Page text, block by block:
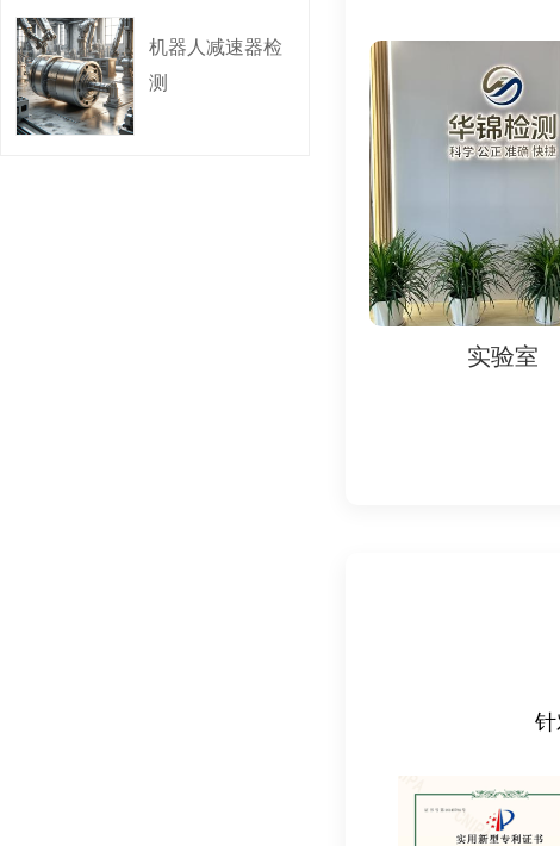
机器人减速器检
测
工况模拟测试‌：在满载
环境适应性测试‌：高温
四、检测标准‌
类别‌ ‌标准示例‌
通用标准‌ GB 3096-
工业设备‌ GB/T 3768-
家用机器人‌ IEC 60704
特殊场景‌ ISO 1996-2
五、检测流程与注意事项‌
温度范围：0~40℃，相
合格阈值：A声级
失效案例：电机异响（
通过上述检测，可系统
实验